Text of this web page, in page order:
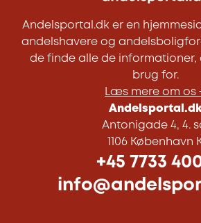
Andelsportal.dk er en
andelshavere og
de finde alle de informationer,
brug for.
Læs mere om os
Antonigade 4, 4.
1106 København
+45 7733